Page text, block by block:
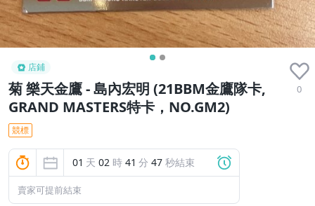
店鋪
菊 樂天金鷹 - 島內宏明 (21BBM金鷹隊卡,
GRAND MASTERS特卡，NO.GM2)
0
競標
01 天 02 時 41 分 46 秒結束
賣家可提前結束